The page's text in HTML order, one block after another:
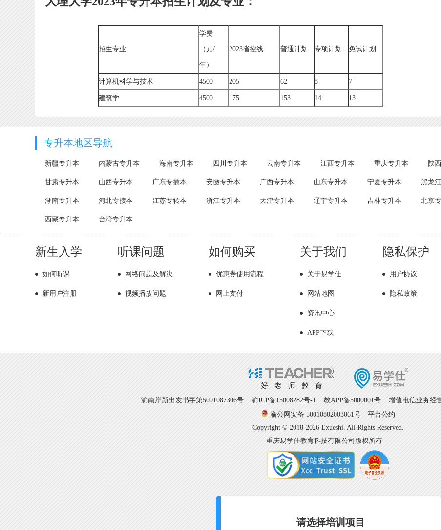
招生专业
学费
（元/
年）
2023省控线 普通计划 专项计划 免试计划
计算机科学与技术 4500 205 62 8 7
建筑学 4500 175 153 14 13
专升本地区导航
新疆专升本 内蒙古专升本 海南专升本 四川专升本 云南专升本 江西专升本 重庆专升本 陕
甘肃专升本 山西专升本 广东专插本 安徽专升本 广西专升本 山东专升本 宁夏专升本 黑龙
湖南专升本 河北专接本 江苏专转本 浙江专升本 天津专升本 辽宁专升本 吉林专升本 北京
西藏专升本 台湾专升本
新生入学
如何听课
新用户注册
听课问题
网络问题及解决
视频播放问题
如何购买
优惠券使用流程
网上支付
关于我们
关于易学仕
网站地图
资讯中心
APP下载
隐私保护
用户协议
隐私政策
渝南岸新出发书字第5001087306号 渝ICP备15008282号-1 教APP备5000001号 增值电信业务经
渝公网安备 50010802003061号
平台公约
Copyright © 2018-2026 Exueshi. All Rights Reserved.
重庆易学仕教育科技有限公司版权所有
请选择培训项目